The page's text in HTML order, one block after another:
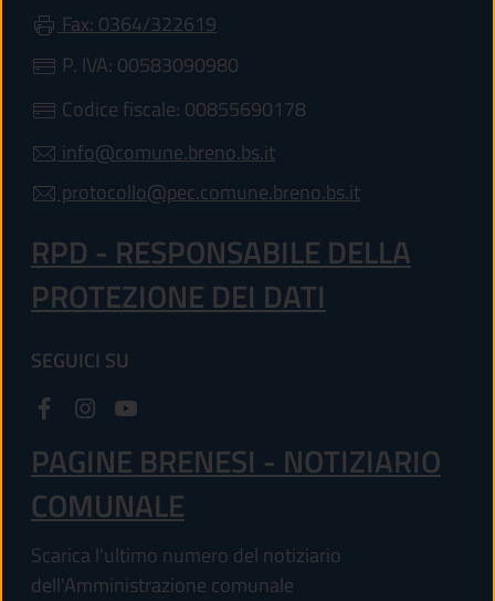
Fax: 0364/322619
P. IVA: 00583090980
Codice fiscale: 00855690178
info@comune.breno.bs.it
protocollo@pec.comune.breno.bs.it
RPD - RESPONSABILE DELLA
PROTEZIONE DEI DATI
SEGUICI SU
PAGINE BRENESI - NOTIZIARIO
COMUNALE
Scarica l'ultimo numero del notiziario
dell'Amministrazione comunale